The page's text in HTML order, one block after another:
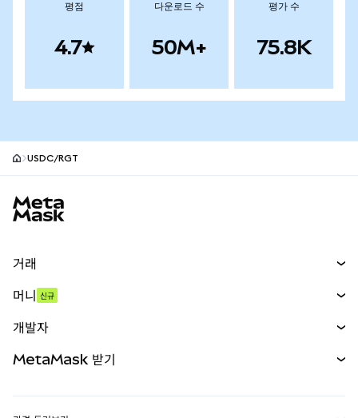
평점
4.7
다운로드 수
50M+
평가 수
75.8K
USDC/RGT
거래
무기한 선물
실물자산
머니 신규
개발자
MetaMask 받기